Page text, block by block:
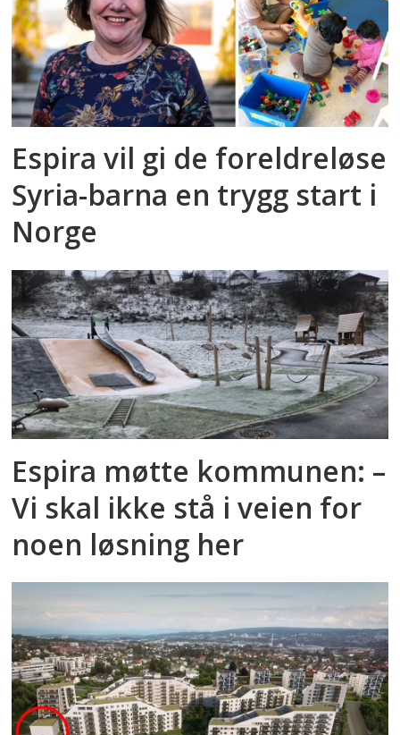
Espira vil gi de foreldreløse
Syria-barna en trygg start i
Norge
Espira møtte kommunen: –
Vi skal ikke stå i veien for
noen løsning her